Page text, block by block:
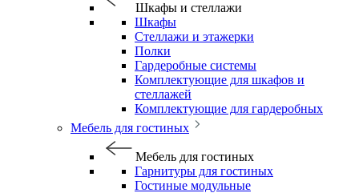
Шкафы и стеллажи
Шкафы
Стеллажи и этажерки
Полки
Гардеробные системы
Комплектующие для шкафов и
стеллажей
Комплектующие для гардеробных
Мебель для гостиных
Мебель для гостиных
Гарнитуры для гостиных
Гостиные модульные